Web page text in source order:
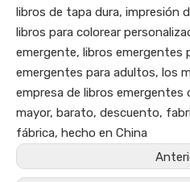
libros de tapa dura, impresión
libros para colorear
emergente, libros emergentes
emergentes para adultos, los
empresa de libros emergentes
mayor, barato, descuento,
fábrica, hecho en China